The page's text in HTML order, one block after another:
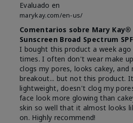
Evaluado en
marykay.com/en-us/
Comentarios sobre Mary Kay®
Sunscreen Broad Spectrum
I bought this product a week
times. I often don't wear make
clogs my pores, looks cakey, and
breakout... but not this product.
lightweight, doesn't clog my
face look more glowing than
skin so well that it almost looks
on. Highly recommend!